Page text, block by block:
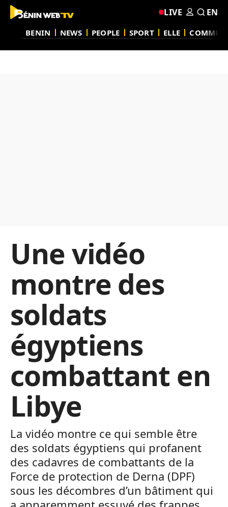
BENIN NEWS PEOPLE SPORT ELLE
LIVE EN
Une vidéo
montre des
soldats
égyptiens
combattant en
Libye
La vidéo montre ce qui semble être
des soldats égyptiens qui profanent
des cadavres de combattants de la
Force de protection de Derna (DPF)
sous les décombres d’un bâtiment qui